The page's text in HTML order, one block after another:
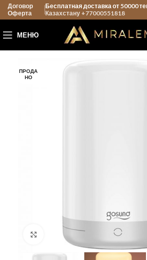
Договор
Оферта
Бесплатная доставка от 50000
Казахстану +77000551818
МЕНЮ
ПРОДА
НО
Нажмите, чтобы увеличить